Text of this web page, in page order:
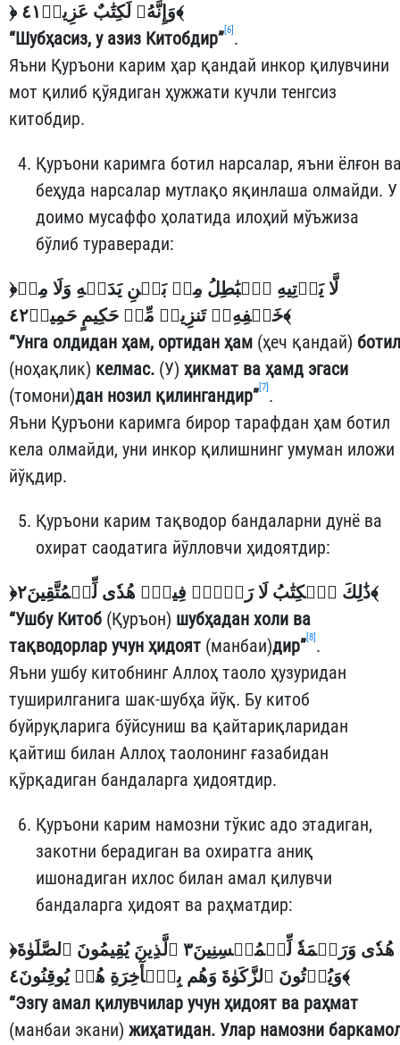
﴿ وَإِنَّهُۥ لَكِتَٰبٌ عَزِيزٞ٤١﴾
“Шубҳасиз, у азиз Китобдир”[6] .
Яъни Қуръони карим ҳар қандай инкор қилувчини
мот қилиб қўядиган ҳужжати кучли тенгсиз
китобдир.
Қуръони каримга ботил нарсалар, яъни ёлғон
беҳуда нарсалар мутлақо яқинлаша олмайди. У
доимо мусаффо ҳолатида илоҳий мўъжиза
бўлиб тураверади:
﴿لَّا يَأۡتِيهِ ٱلۡبَٰطِلُ مِنۢ بَيۡنِ يَدَيۡهِ وَلَا مِنۡ
خَلۡفِهِۦۖ تَنزِيلٞ مِّنۡ حَكِيمٍ حَمِيدٖ٤٢﴾
“Унга олдидан ҳам, ортидан ҳам (ҳеч қандай) ботил
(ноҳақлик) келмас. (У) ҳикмат ва ҳамд эгаси
(томони)дан нозил қилингандир”[7] .
Яъни Қуръони каримга бирор тарафдан ҳам ботил
кела олмайди, уни инкор қилишнинг умуман иложи
йўқдир.
Қуръони карим тақводор бандаларни дунё ва
охират саодатига йўлловчи ҳидоятдир:
﴿ ذَٰلِكَ ٱلۡكِتَٰبُ لَا رَيۡبَۛ فِيهِۛ هُدٗى لِّلۡمُتَّقِينَ٢﴾
“Ушбу Китоб (Қуръон) шубҳадан холи ва
тақводорлар учун ҳидоят (манбаи)дир”[8] .
Яъни ушбу китобнинг Аллоҳ таоло ҳузуридан
туширилганига шак-шубҳа йўқ. Бу китоб
буйруқларига бўйсуниш ва қайтариқларидан
қайтиш билан Аллоҳ таолонинг ғазабидан
қўрқадиган бандаларга ҳидоятдир.
Қуръони карим намозни тўкис адо этадиган,
закотни берадиган ва охиратга аниқ
ишонадиган ихлос билан амал қилувчи
бандаларга ҳидоят ва раҳматдир:
﴿هُدٗى وَرَحۡمَةٗ لِّلۡمُحۡسِنِينَ٣ ٱلَّذِينَ يُقِيمُونَ ٱلصَّلَوٰةَ
وَيُؤۡتُونَ ٱلزَّكَوٰةَ وَهُم بِٱلۡأٓخِرَةِ هُمۡ يُوقِنُونَ٤﴾
“Эзгу амал қилувчилар учун ҳидоят ва раҳмат
(манбаи экани) жиҳатидан. Улар намозни